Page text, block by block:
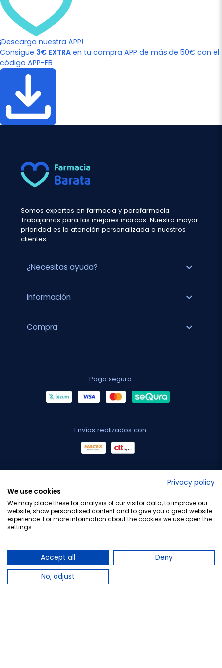
¡Descarga nuestra APP!
Consigue 3€ EXTRA en tu compra APP de más de 50€ con el
código APP-FB
Somos expertos en farmacia y parafarmacia.
Trabajamos para las mejores marcas. Nuestra mayor
prioridad es la atención personalizada a nuestros
clientes.
¿Necesitas ayuda? expand_more
Información expand_more
Compra expand_more
Pago seguro:
Envíos realizados con:
Privacy policy
We use cookies
We may place these for analysis of our visitor data, to improve our
website, show personalised content and to give you a great website
experience. For more information about the cookies we use open the
settings.
Accept all
Deny
No, adjust